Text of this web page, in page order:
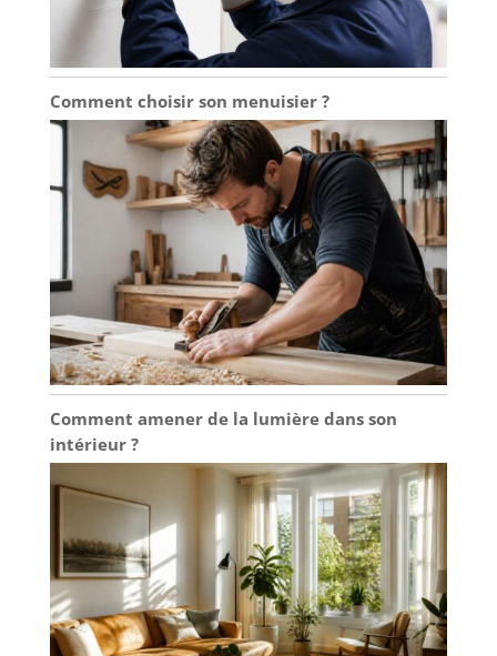
Comment choisir son menuisier ?
Comment amener de la lumière dans son
intérieur ?